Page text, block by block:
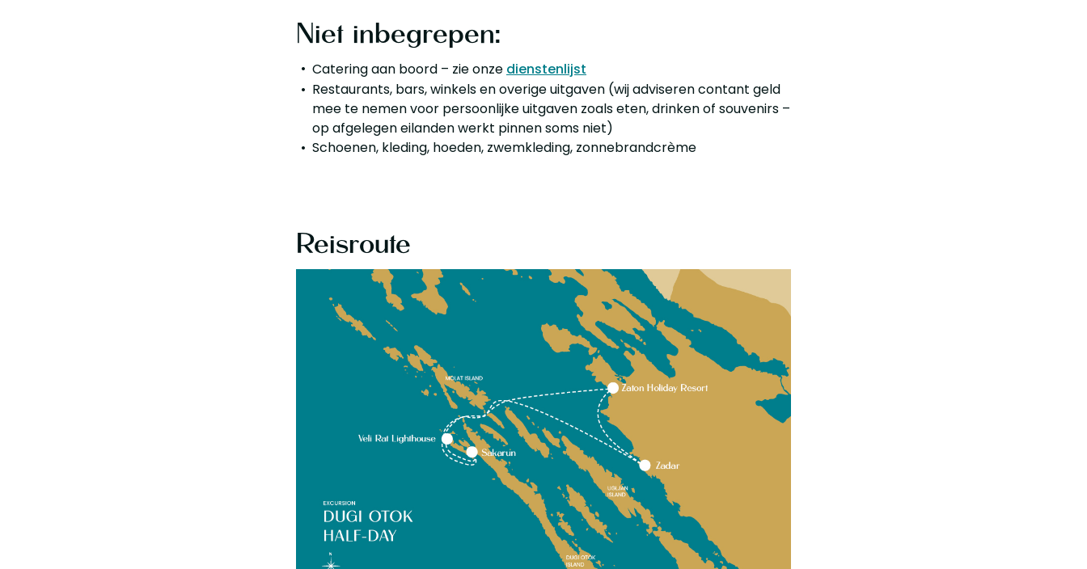
Niet inbegrepen:
Catering aan boord – zie onze dienstenlijst
Restaurants, bars, winkels en overige uitgaven (wij adviseren contant geld
mee te nemen voor persoonlijke uitgaven zoals eten, drinken of souvenirs –
op afgelegen eilanden werkt pinnen soms niet)
Schoenen, kleding, hoeden, zwemkleding, zonnebrandcrème
Reisroute